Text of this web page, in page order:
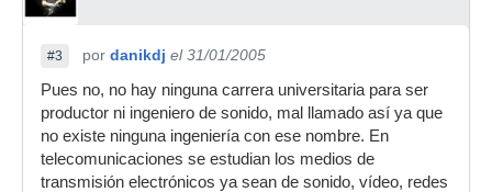
#3 por danikdj el 31/01/2005
Pues no, no hay ninguna carrera universitaria para ser
productor ni ingeniero de sonido, mal llamado así ya que
no existe ninguna ingeniería con ese nombre. En
telecomunicaciones se estudian los medios de
transmisión electrónicos ya sean de sonido, vídeo, redes